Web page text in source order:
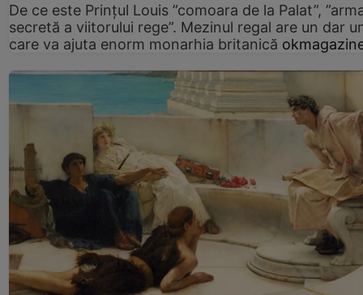
De ce este Prințul Louis ”comoara de la Palat”,
secretă a viitorului rege”. Mezinul regal are un dar
care va ajuta enorm monarhia britanică